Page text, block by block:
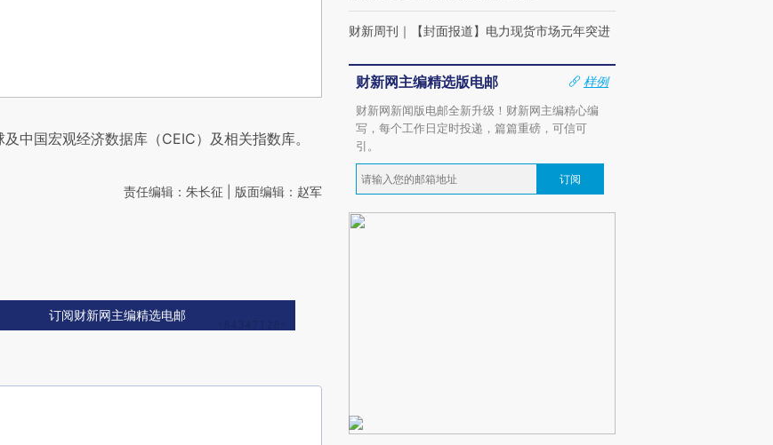
及中国宏观经济数据库（CEIC）及相关指数库。
责任编辑：朱长征 | 版面编辑：赵军
订阅财新网主编精选电邮
财新周刊 ｜ 【封面报道】电力现货市场元年突进
财新网主编精选版电邮
样例
财新网新闻版电邮全新升级！财新网主编精心编
写，每个工作日定时投递，篇篇重磅，可信可
引。
订阅